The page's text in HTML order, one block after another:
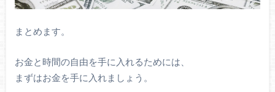
まとめます。
お金と時間の自由を手に入れるためには、
まずはお金を手に入れましょう。